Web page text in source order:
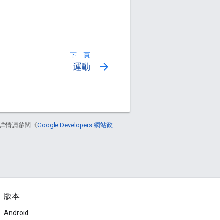
下一頁
運動 arrow_forward
情請參閱《Google Developers 網站政
版本
Android